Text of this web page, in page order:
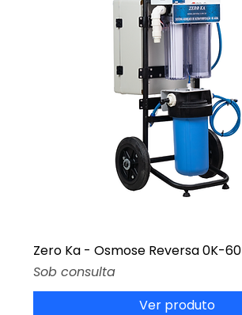
Zero Ka - Osmose Reversa 0K-60
Preço
Sob consulta
Ver produto